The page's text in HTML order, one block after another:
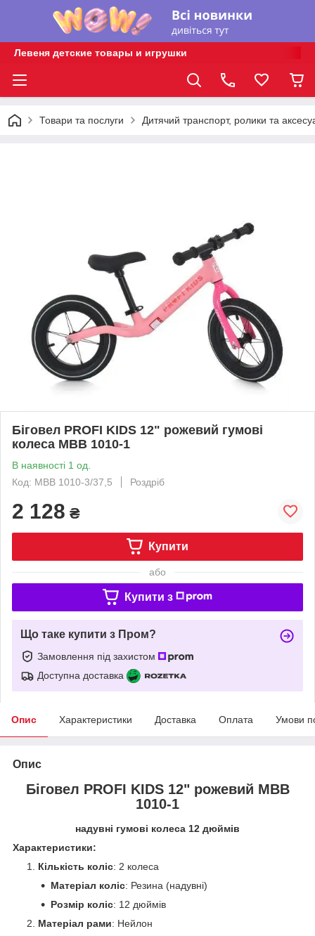
Левеня детские товары и игрушки
Товари та послуги Дитячий транспорт, ролики та
Біговел PROFI KIDS 12" рожевий гумові
колеса MBB 1010-1
В наявності 1 од.
Код: MBB 1010-3/37,5
Роздріб
2 128 ₴
Купити
або
Купити з
Що таке купити з Пром?
Замовлення під захистом
Доступна доставка
Опис Характеристики Доставка Оплата Умови
Опис
Біговел PROFI KIDS 12" рожевий MBB
1010-1
надувні гумові колеса 12 дюймів
Характеристики:
Кількість коліс: 2 колеса
Матеріал коліс: Резина (надувні)
Розмір коліс: 12 дюймів
Матеріал рами: Нейлон